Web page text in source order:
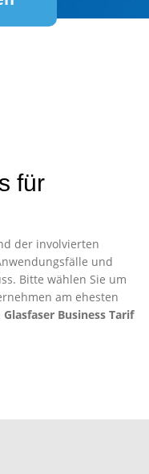
für
der involvierten
und
Bitte wählen Sie um
am ehesten
Glasfaser Business Tarif